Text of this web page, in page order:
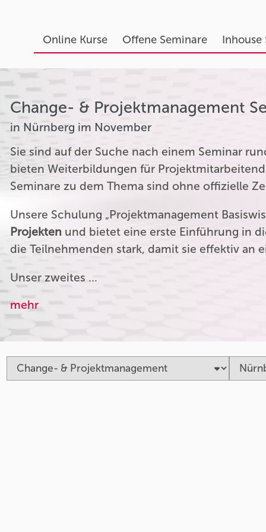
Online Kurse Offene Seminare Inhouse
Change- & Projektmanagement
in Nürnberg im November
Sie sind auf der Suche nach einem Seminar
bieten Weiterbildungen für
Seminare zu dem Thema sind ohne offizielle
Unsere Schulung „Projektmanagement
Projekten und bietet eine erste Einführung in
die Teilnehmenden stark, damit sie effektiv an
Unser zweites …
mehr